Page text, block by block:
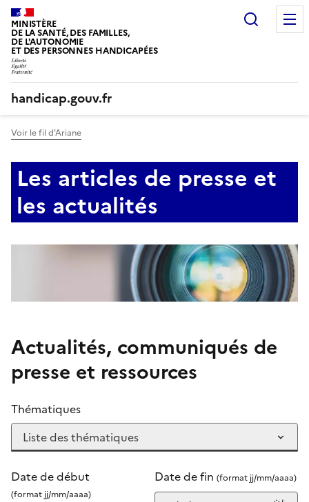
Panneau de gestion des cookies
MINISTÈRE
DE LA SANTÉ, DES FAMILLES,
DE L'AUTONOMIE
ET DES PERSONNES HANDICAPÉES
handicap.gouv.fr
Voir le fil d'Ariane
Les articles de presse et
les actualités
Actualités, communiqués de
presse et ressources
Thématiques
Date de début
(format jj/mm/aaaa)
Date de fin (format jj/mm/aaaa)